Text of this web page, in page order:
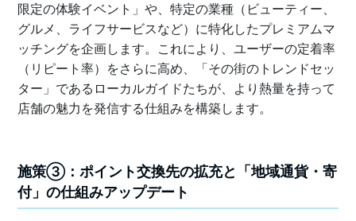
限定の体験イベント」や、特定の業種（ビューティー、
グルメ、ライフサービスなど）に特化したプレミアムマ
ッチングを企画します。これにより、ユーザーの定着率
（リピート率）をさらに高め、「その街のトレンドセッ
ター」であるローカルガイドたちが、より熱量を持って
店舗の魅力を発信する仕組みを構築します。
施策③：ポイント交換先の拡充と「地域通貨・寄
付」の仕組みアップデート